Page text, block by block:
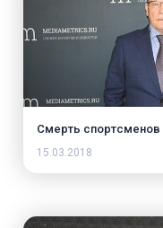
Смерть спортсменов
15.03.2018